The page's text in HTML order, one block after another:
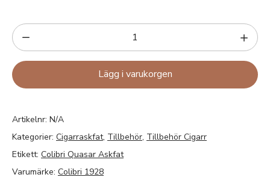
Lägg i varukorgen
Artikelnr: N/A
Kategorier: Cigarraskfat, Tillbehör, Tillbehör Cigarr
Etikett: Colibri Quasar Askfat
Varumärke: Colibri 1928